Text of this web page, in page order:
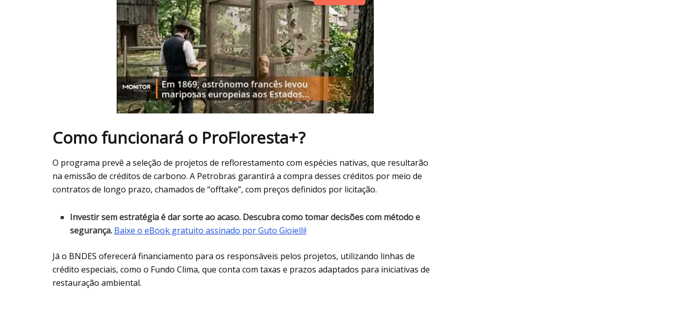
Como funcionará o ProFloresta+?
O programa prevê a seleção de projetos de reflorestamento com espécies nativas, que resultarão
na emissão de créditos de carbono. A Petrobras garantirá a compra desses créditos por meio de
contratos de longo prazo, chamados de “offtake”, com preços definidos por licitação.
Investir sem estratégia é dar sorte ao acaso. Descubra como tomar decisões com método e
segurança. Baixe o eBook gratuito assinado por Guto Gioielli!
Já o BNDES oferecerá financiamento para os responsáveis pelos projetos, utilizando linhas de
crédito especiais, como o Fundo Clima, que conta com taxas e prazos adaptados para iniciativas de
restauração ambiental.